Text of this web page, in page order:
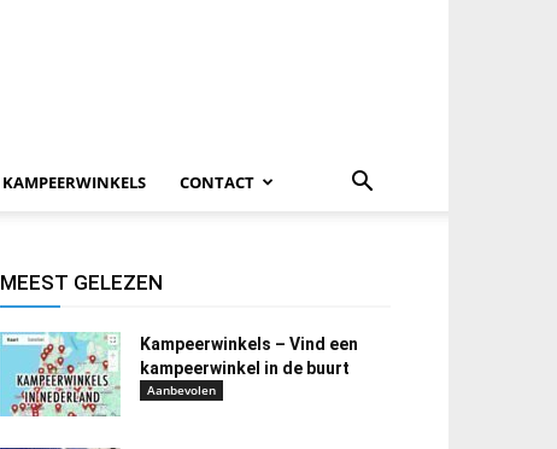
KAMPEERWINKELS CONTACT
MEEST GELEZEN
Kampeerwinkels – Vind een
kampeerwinkel in de buurt
Aanbevolen